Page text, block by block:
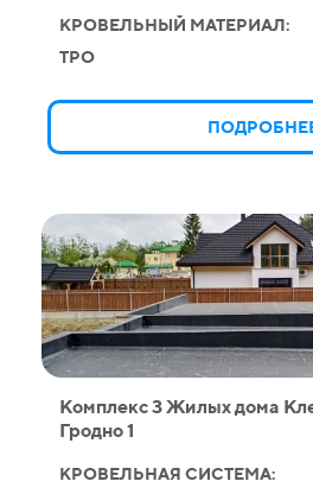
КРОВЕЛЬНЫЙ МАТЕРИАЛ:
TPO
Комплекс 3 Жилых дома
Гродно 1
КРОВЕЛЬНАЯ СИСТЕМА: